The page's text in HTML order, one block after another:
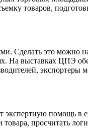
товаров,
Сделать это
На выставках ЦПЭ
экспортеры
помощь в
просчитать